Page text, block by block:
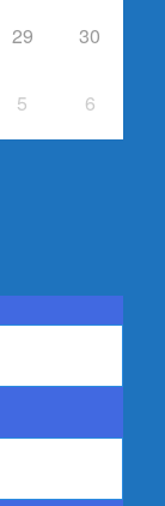
29 30
5 6